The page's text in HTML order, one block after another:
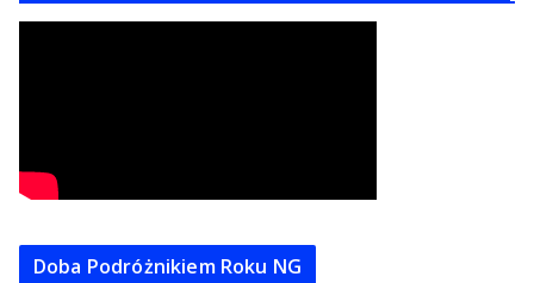
Doba Podróżnikiem Roku NG